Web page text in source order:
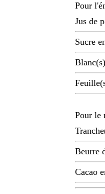
Pour
Jus de
Sucre
Pour le
Beurre
Cacao